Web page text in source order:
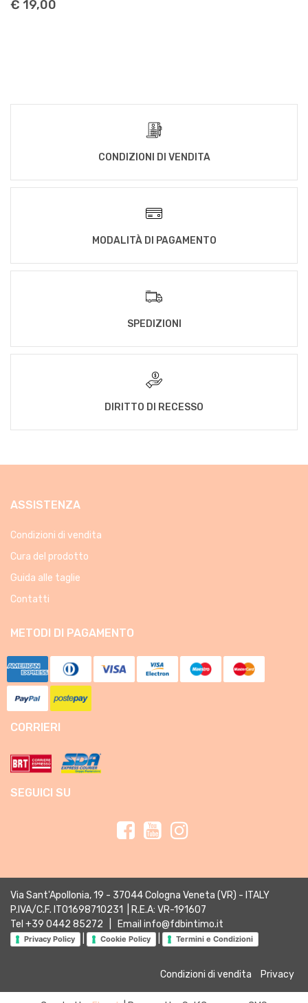
€ 19,00
CONDIZIONI DI VENDITA
MODALITÀ DI PAGAMENTO
SPEDIZIONI
DIRITTO DI RECESSO
ASSISTENZA
Condizioni di vendita
Cura del prodotto
Guida alle taglie
Contatti
METODI DI PAGAMENTO
CORRIERI
SEGUICI SU
Via Sant'Apollonia, 19 - 37044 Cologna Veneta (VR) - ITALY
P.IVA/C.F. IT01698710231 | R.E.A: VR-191607
Tel +39 0442 85272 | Email info@fdbintimo.it
Privacy Policy Cookie Policy Termini e Condizioni
Condizioni di vendita Privacy